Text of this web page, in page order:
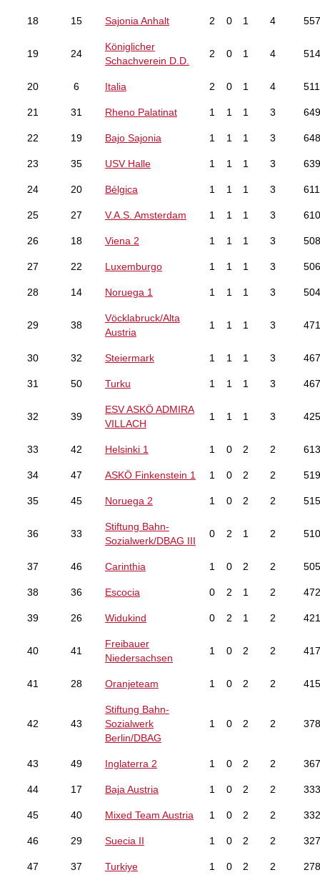
18 15 Sajonia Anhalt 2 0 1 4 557
19 24
Königlicher
Schachverein D.D.
2 0 1 4 514
20 6 Italia 2 0 1 4 511
21 31 Rheno Palatinat 1 1 1 3 649
22 19 Bajo Sajonia 1 1 1 3 648
23 35 USV Halle 1 1 1 3 639
24 20 Bélgica 1 1 1 3 611
25 27 V.A.S. Amsterdam 1 1 1 3 610
26 18 Viena 2 1 1 1 3 508
27 22 Luxemburgo 1 1 1 3 506
28 14 Noruega 1 1 1 1 3 504
29 38
Vöcklabruck/Alta
Austria
1 1 1 3 471
30 32 Steiermark 1 1 1 3 467
31 50 Turku 1 1 1 3 467
32 39
ESV ASKÖ ADMIRA
VILLACH
1 1 1 3 425
33 42 Helsinki 1 1 0 2 2 613
34 47 ASKÖ Finkenstein 1 1 0 2 2 519
35 45 Noruega 2 1 0 2 2 515
36 33
Stiftung Bahn-
Sozialwerk/DBAG III
0 2 1 2 510
37 46 Carinthia 1 0 2 2 505
38 36 Escocia 0 2 1 2 472
39 26 Widukind 0 2 1 2 421
40 41
Freibauer
Niedersachsen
1 0 2 2 417
41 28 Oranjeteam 1 0 2 2 415
42 43
Stiftung Bahn-
Sozialwerk
Berlin/DBAG
1 0 2 2 378
43 49 Inglaterra 2 1 0 2 2 367
44 17 Baja Austria 1 0 2 2 333
45 40 Mixed Team Austria 1 0 2 2 332
46 29 Suecia II 1 0 2 2 327
47 37 Turkiye 1 0 2 2 278